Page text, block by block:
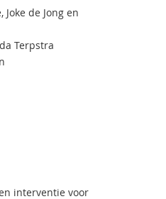
Joke de Jong en
Terpstra
interventie voor